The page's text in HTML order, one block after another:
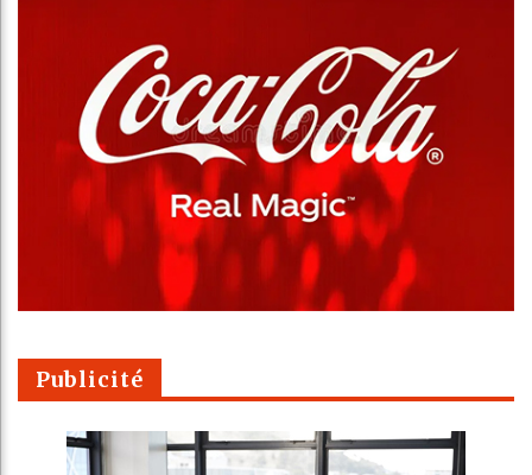
Publicité